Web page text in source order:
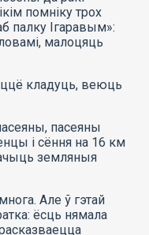
помніку трох
палку Ігаравым»:
малоцяць
кладуць, веюць
пасеяны
і сёння на 16 км
земляныя
Але ў гэтай
ёсць нямала